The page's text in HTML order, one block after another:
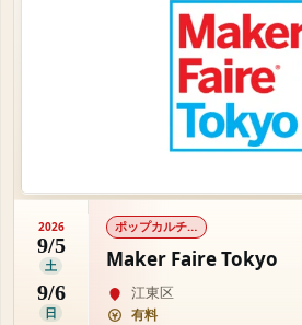
2026
9/5
土
9/6
日
ポップカルチャー
Maker Faire Tokyo
江東区
有料